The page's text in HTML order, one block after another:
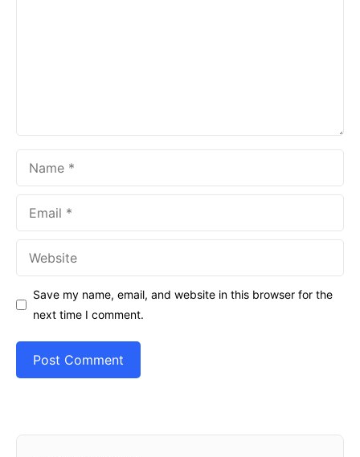
Save my name, email, and website in this browser for the
next time I comment.